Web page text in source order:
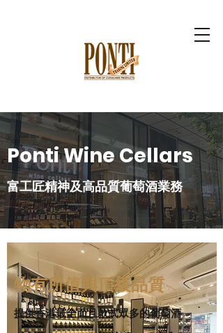
Ponti Wine Cellars
富工匠精神及高品質葡萄酒業務
物有所值與頂級品質
提供香港最全面且款式眾多的葡萄酒